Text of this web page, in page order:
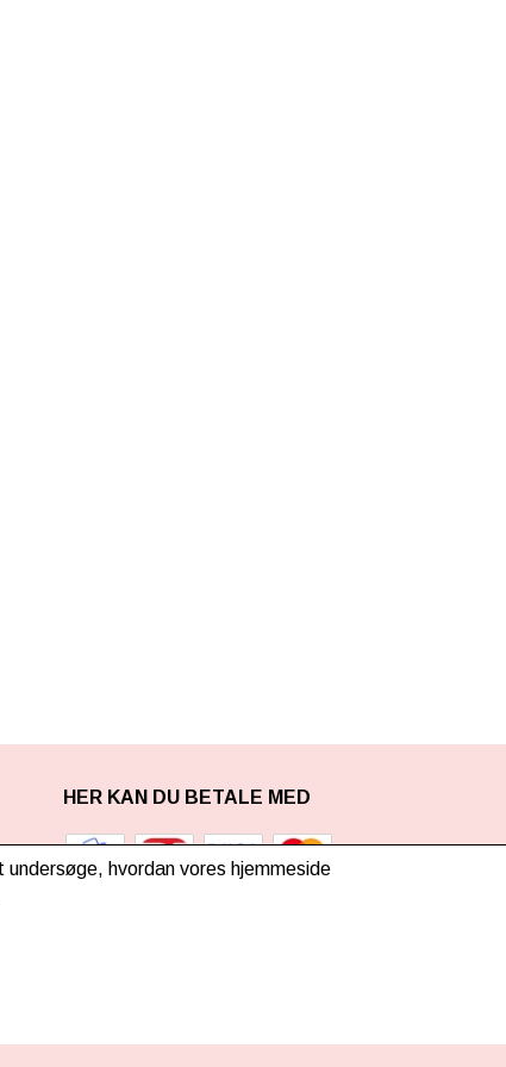
HER KAN DU BETALE MED
hvordan vores hjemmeside